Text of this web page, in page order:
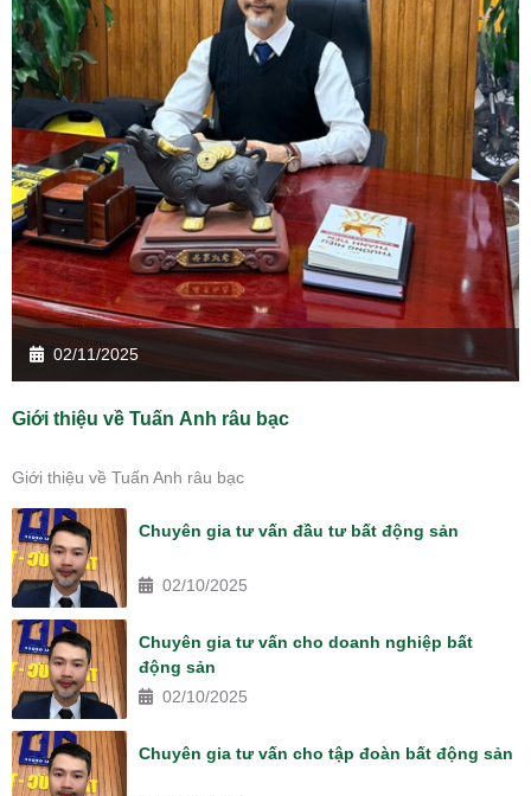
02/11/2025
Giới thiệu về Tuấn Anh râu bạc
Giới thiệu về Tuấn Anh râu bạc
Chuyên gia tư vấn đầu tư bất động sản
02/10/2025
Chuyên gia tư vấn cho doanh nghiệp bất
động sản
02/10/2025
Chuyên gia tư vấn cho tập đoàn bất động sản